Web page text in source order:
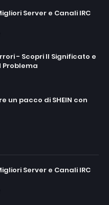
Server e Canali IRC
- Scopri Il Significato e
Problema
un pacco di SHEIN con
Server e Canali IRC